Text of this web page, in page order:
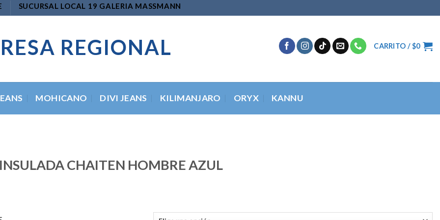
SUCURSAL LOCAL 19 GALERIA MASSMANN
REGIONAL CARRITO /$0
MOHICANO DIVI JEANS KILIMANJARO ORYX KANNU
CHAITEN HOMBRE AZUL